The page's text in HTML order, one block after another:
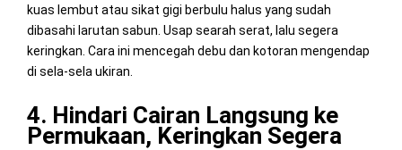
kuas lembut atau sikat gigi berbulu halus yang sudah
dibasahi larutan sabun. Usap searah serat, lalu segera
keringkan. Cara ini mencegah debu dan kotoran mengendap
di sela-sela ukiran.
4. Hindari Cairan Langsung ke
Permukaan, Keringkan Segera